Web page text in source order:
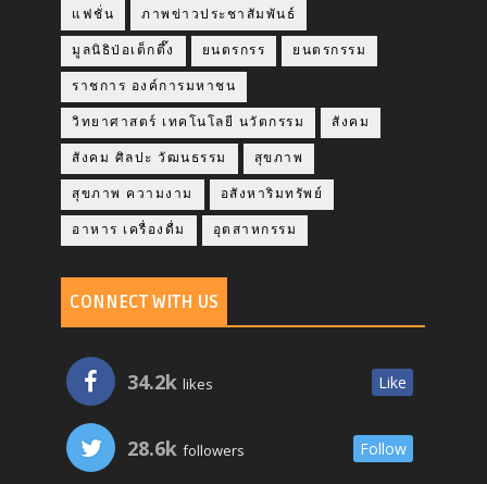
แฟชั่น ภาพข่าวประชาสัมพันธ์
มูลนิธิป่อเต็กตึ๊ง ยนตรกรร ยนตรกรรม
ราชการ องค์การมหาชน
วิทยาศาสตร์ เทคโนโลยี นวัตกรรม สังคม
สังคม ศิลปะ วัฒนธรรม สุขภาพ
สุขภาพ ความงาม อสังหาริมทรัพย์
อาหาร เครื่องดื่ม อุตสาหกรรม
CONNECT WITH US
34.2k likes Like
28.6k followers Follow